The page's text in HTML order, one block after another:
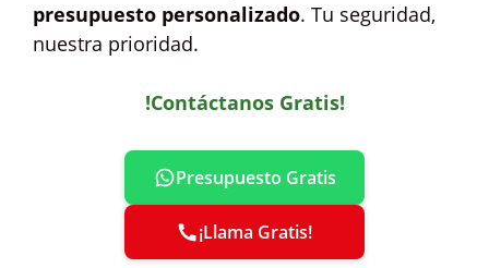
presupuesto personalizado. Tu seguridad,
nuestra prioridad.
!Contáctanos Gratis!
Presupuesto Gratis
¡Llama Gratis!